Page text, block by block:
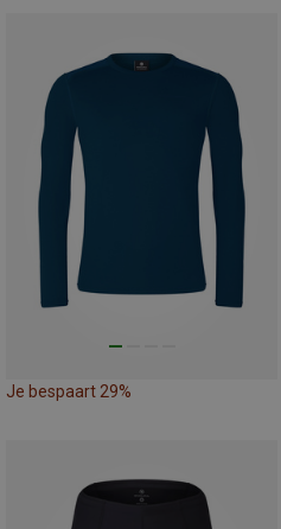
Je bespaart 29%